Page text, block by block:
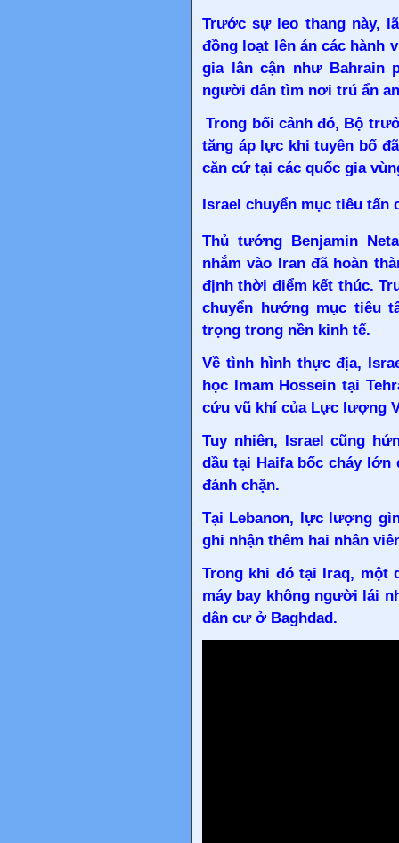
Trước sự leo thang này,
đồng loạt lên án các hành
gia lân cận như Bahrain
người dân tìm nơi trú ẩn
Trong bối cảnh đó, Bộ
tăng áp lực khi tuyên bố
căn cứ tại các quốc gia
Israel chuyển mục tiêu tấn
Thủ tướng Benjamin
nhắm vào Iran đã hoàn
định thời điểm kết thúc.
chuyển hướng mục tiêu
trọng trong nền kinh tế.
Về tình hình thực địa,
học Imam Hossein tại
cứu vũ khí của Lực lượng
Tuy nhiên, Israel cũng
dầu tại Haifa bốc cháy
đánh chặn.
Tại Lebanon, lực lượng
ghi nhận thêm hai nhân
Trong khi đó tại Iraq,
máy bay không người lái
dân cư ở Baghdad.